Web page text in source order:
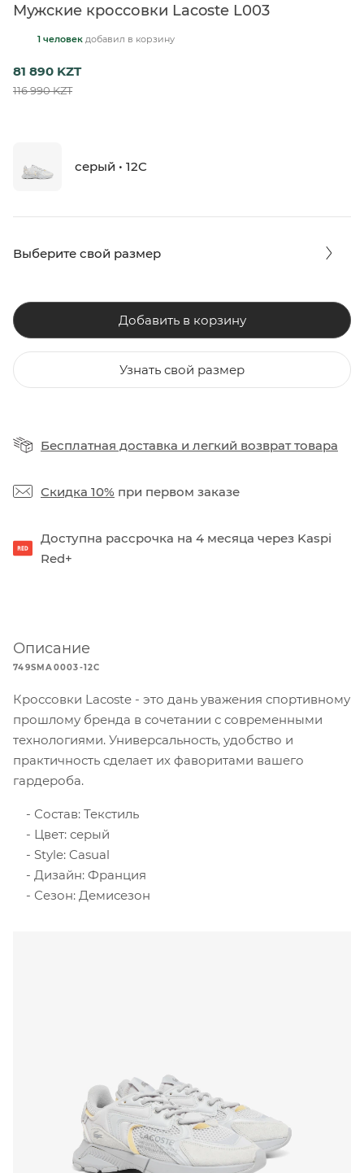
Мужские кроссовки Lacoste L003
1 человек добавил в корзину
81 890 KZT
116 990 KZT
серый • 12C
Выберите свой размер
Добавить в корзину
Узнать свой размер
Бесплатная доставка и легкий возврат товара
Скидка 10% при первом заказе
Доступна рассрочка на 4 месяца через Kaspi
Red+
Описание
749SMA0003-12C
Кроссовки Lacoste - это дань уважения спортивному
прошлому бренда в сочетании с современными
технологиями. Универсальность, удобство и
практичность сделает их фаворитами вашего
гардероба.
Состав: Текстиль
Цвет: серый
Style: Casual
Дизайн: Франция
Сезон: Демисезон